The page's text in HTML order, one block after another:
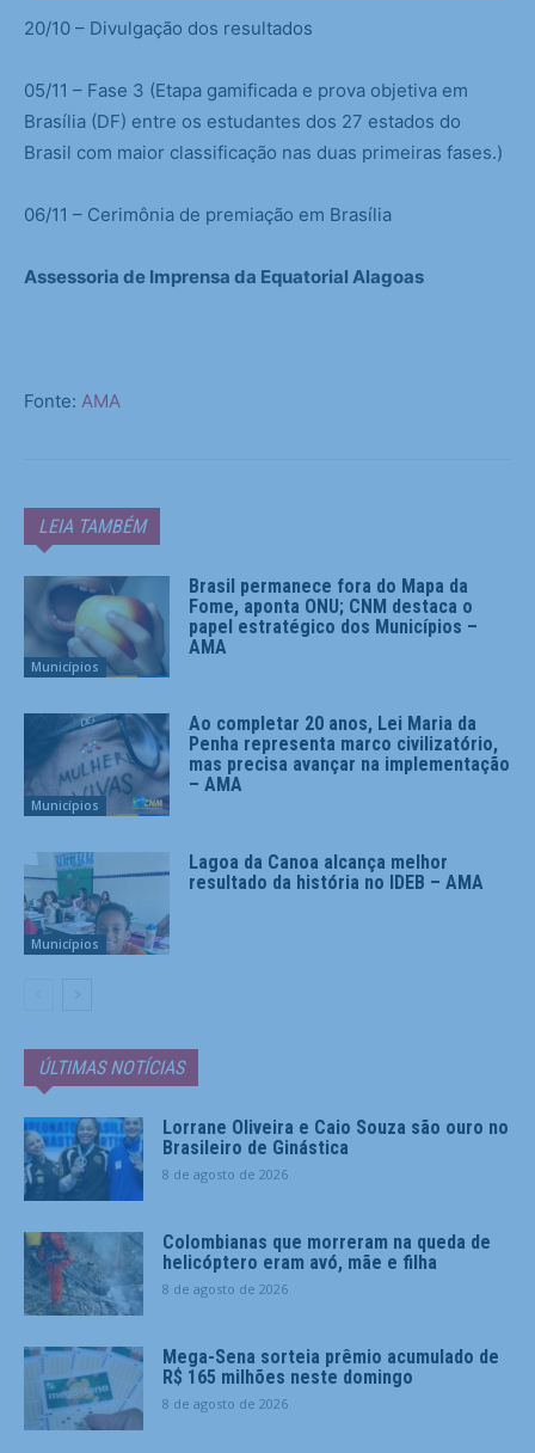
20/10 – Divulgação dos resultados
05/11 – Fase 3 (Etapa gamificada e prova objetiva em
Brasília (DF) entre os estudantes dos 27 estados do
Brasil com maior classificação nas duas primeiras fases.)
06/11 – Cerimônia de premiação em Brasília
Assessoria de Imprensa da Equatorial Alagoas
Fonte: AMA
LEIA TAMBÉM
Municípios
Brasil permanece fora do Mapa da
Fome, aponta ONU; CNM destaca o
papel estratégico dos Municípios –
AMA
Municípios
Ao completar 20 anos, Lei Maria da
Penha representa marco civilizatório,
mas precisa avançar na implementação
– AMA
Municípios
Lagoa da Canoa alcança melhor
resultado da história no IDEB – AMA
ÚLTIMAS NOTÍCIAS
Lorrane Oliveira e Caio Souza são ouro no
Brasileiro de Ginástica
8 de agosto de 2026
Colombianas que morreram na queda de
helicóptero eram avó, mãe e filha
8 de agosto de 2026
Mega-Sena sorteia prêmio acumulado de
R$ 165 milhões neste domingo
8 de agosto de 2026